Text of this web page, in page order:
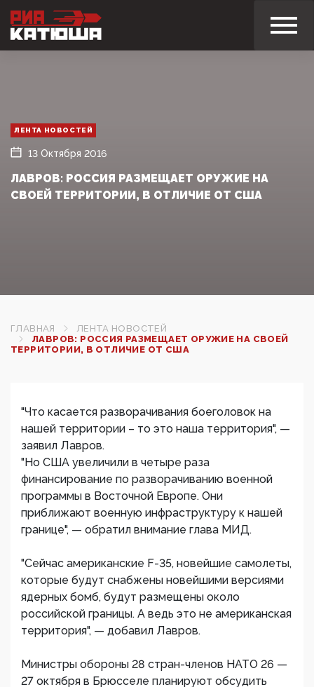
ЛЕНТА НОВОСТЕЙ
13 Октября 2016
ЛАВРОВ: РОССИЯ РАЗМЕЩАЕТ ОРУЖИЕ НА
СВОЕЙ ТЕРРИТОРИИ, В ОТЛИЧИЕ ОТ США
ГЛАВНАЯ
ЛЕНТА НОВОСТЕЙ
ЛАВРОВ: РОССИЯ РАЗМЕЩАЕТ ОРУЖИЕ НА СВОЕЙ
ТЕРРИТОРИИ, В ОТЛИЧИЕ ОТ США
"Что касается разворачивания боеголовок на
нашей территории – то это наша территория", —
заявил Лавров.
"Но США увеличили в четыре раза
финансирование по разворачиванию военной
программы в Восточной Европе. Они
приближают военную инфраструктуру к нашей
границе", — обратил внимание глава МИД.
"Сейчас американские F-35, новейшие самолеты,
которые будут снабжены новейшими версиями
ядерных бомб, будут размещены около
российской границы. А ведь это не американская
территория", — добавил Лавров.
Министры обороны 28 стран-членов НАТО 26 —
27 октября в Брюсселе планируют обсудить